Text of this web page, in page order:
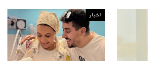
اخبار